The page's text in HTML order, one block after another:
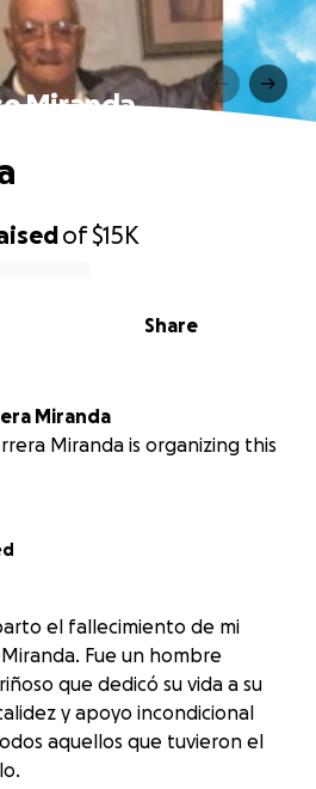
Miranda
of$15K
Share
Herrera Miranda
Miranda is organizing this
el fallecimiento de mi
Fue un hombre
que dedicó su vida a su
y apoyo incondicional
aquellos que tuvieron el